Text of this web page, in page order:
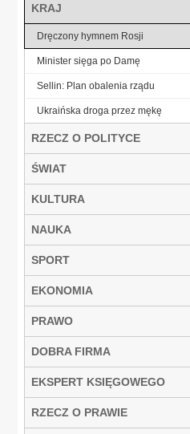
KRAJ
Dręczony hymnem Rosji
Minister sięga po Damę
Sellin: Plan obalenia rządu
Ukraińska droga przez mękę
RZECZ O POLITYCE
ŚWIAT
KULTURA
NAUKA
SPORT
EKONOMIA
PRAWO
DOBRA FIRMA
EKSPERT KSIĘGOWEGO
RZECZ O PRAWIE